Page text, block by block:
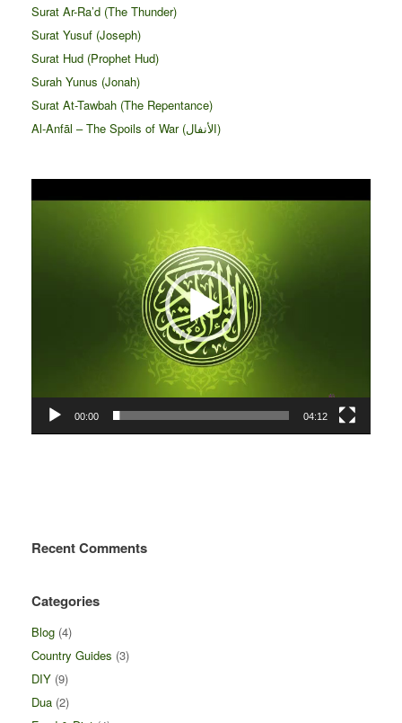
Surat Ar-Ra’d (The Thunder)
Surat Yusuf (Joseph)
Surat Hud (Prophet Hud)
Surah Yunus (Jonah)
Surat At-Tawbah (The Repentance)
Al-Anfāl – The Spoils of War (الأنفال‎)
Player
00:00 04:12
Recent Comments
Categories
Blog (4)
Country Guides (3)
DIY (9)
Dua (2)